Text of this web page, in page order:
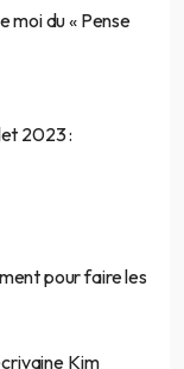
moi du « Pense
2023 :
pour faire les
Kim